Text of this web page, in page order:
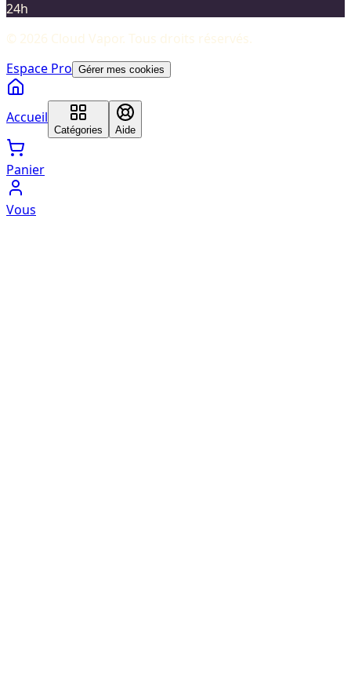
24h
© 2026 Cloud Vapor. Tous droits réservés.
Espace Pro Gérer mes cookies
Accueil
Catégories Aide
Panier
Vous